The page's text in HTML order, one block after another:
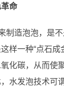
命
制造泡泡，是
样一种“点石成
化碳，从而使
水发泡技术可